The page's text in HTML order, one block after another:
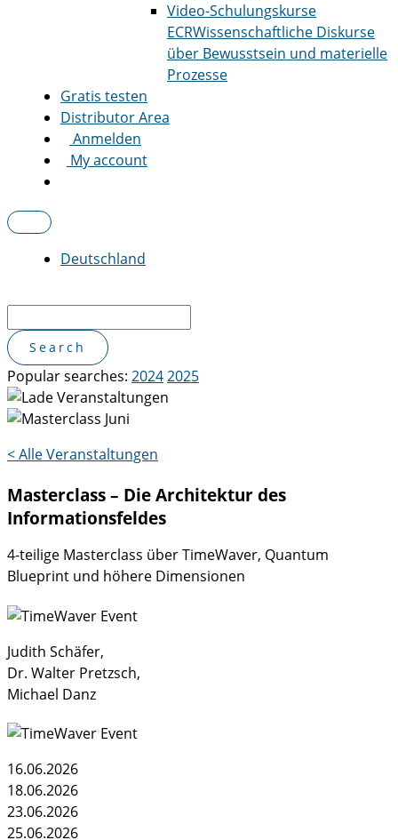
Video-Schulungskurse
ECRWissenschaftliche Diskurse
über Bewusstsein und materielle
Prozesse
Gratis testen
Distributor Area
Anmelden
My account
Deutschland
Popular searches: 20242025
< Alle Veranstaltungen
Masterclass – Die Architektur des
Informationsfeldes
4-teilige Masterclass über TimeWaver, Quantum
Blueprint und höhere Dimensionen
Judith Schäfer,
Dr. Walter Pretzsch,
Michael Danz
16.06.2026
18.06.2026
23.06.2026
25.06.2026